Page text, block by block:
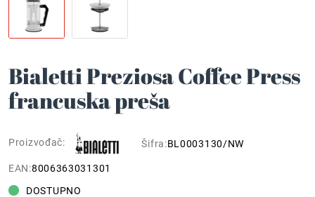
Bialetti Preziosa Coffee Press
francuska preša
Proizvođač: Šifra:BL0003130/NW
EAN:8006363031301
DOSTUPNO